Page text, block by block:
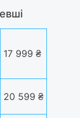
17 999 ₴
20 599 ₴